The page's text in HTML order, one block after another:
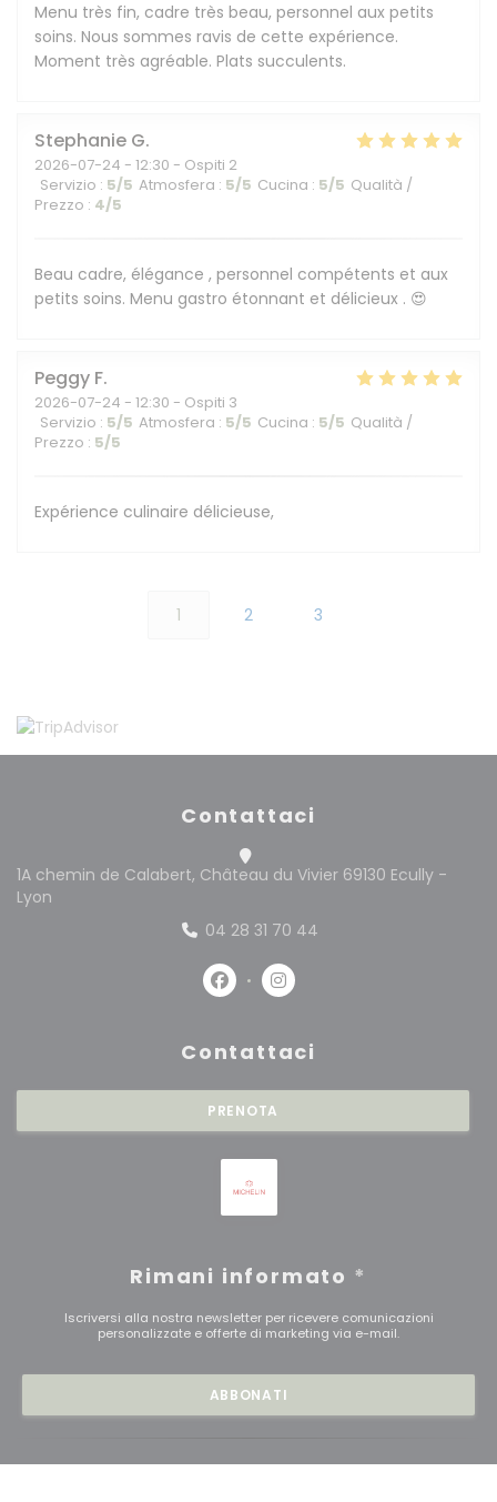
Menu très fin, cadre très beau, personnel aux petits
soins. Nous sommes ravis de cette expérience.
Moment très agréable. Plats succulents.
Stephanie G
2026-07-24 - 12:30 - Ospiti 2
Servizio : 5/5 Atmosfera : 5/5 Cucina : 5/5 Qualità /
Prezzo : 4/5
Beau cadre, élégance , personnel compétents et aux
petits soins. Menu gastro étonnant et délicieux . 😍
Peggy F
2026-07-24 - 12:30 - Ospiti 3
Servizio : 5/5 Atmosfera : 5/5 Cucina : 5/5 Qualità /
Prezzo : 5/5
Expérience culinaire délicieuse,
1 2 3
Contattaci
1A chemin de Calabert, Château du Vivier 69130 Ecully -
Lyon
04 28 31 70 44
Facebook ((apre una nuova
Instagram ((apre una
Contattaci
PRENOTA
Rimani informato *
Iscriversi alla nostra newsletter per ricevere comunicazioni
personalizzate e offerte di marketing via e-mail.
ABBONATI